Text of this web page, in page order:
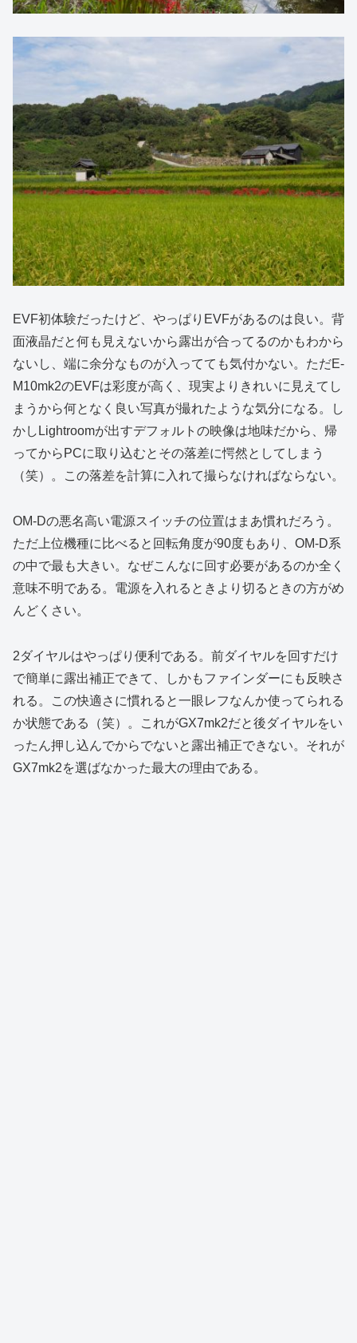
EVF初体験だったけど、やっぱりEVFがあるのは良い。背
面液晶だと何も見えないから露出が合ってるのかもわから
ないし、端に余分なものが入ってても気付かない。ただE-
M10mk2のEVFは彩度が高く、現実よりきれいに見えてし
まうから何となく良い写真が撮れたような気分になる。し
かしLightroomが出すデフォルトの映像は地味だから、帰
ってからPCに取り込むとその落差に愕然としてしまう
（笑）。この落差を計算に入れて撮らなければならない。
OM-Dの悪名高い電源スイッチの位置はまあ慣れだろう。
ただ上位機種に比べると回転角度が90度もあり、OM-D系
の中で最も大きい。なぜこんなに回す必要があるのか全く
意味不明である。電源を入れるときより切るときの方がめ
んどくさい。
2ダイヤルはやっぱり便利である。前ダイヤルを回すだけ
で簡単に露出補正できて、しかもファインダーにも反映さ
れる。この快適さに慣れると一眼レフなんか使ってられる
か状態である（笑）。これがGX7mk2だと後ダイヤルをい
ったん押し込んでからでないと露出補正できない。それが
GX7mk2を選ばなかった最大の理由である。